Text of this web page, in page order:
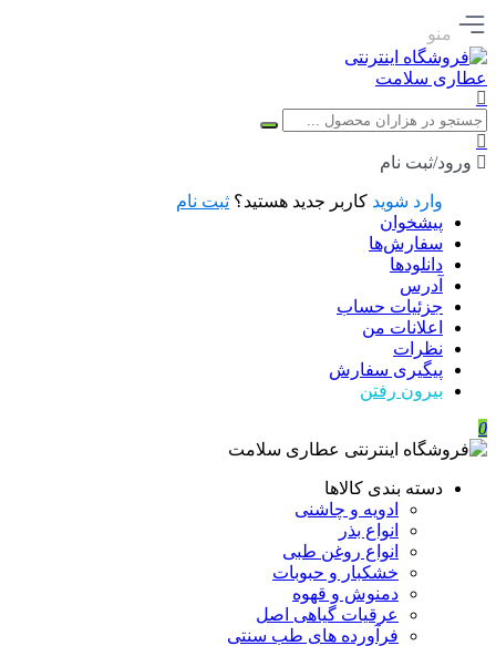
منو
ورود/ثبت نام
وارد شوید کاربر جدید هستید؟ ثبت نام
پیشخوان
سفارش‌ها
دانلودها
آدرس
جزئیات حساب
اعلانات من
نظرات
پیگیری سفارش
بیرون رفتن
0
دسته بندی کالاها
ادویه و چاشنی
انواع بذر
انواع روغن طبی
خشکبار و حبوبات
دمنوش و قهوه
عرقیات گیاهی اصل
فرآورده های طب سنتی